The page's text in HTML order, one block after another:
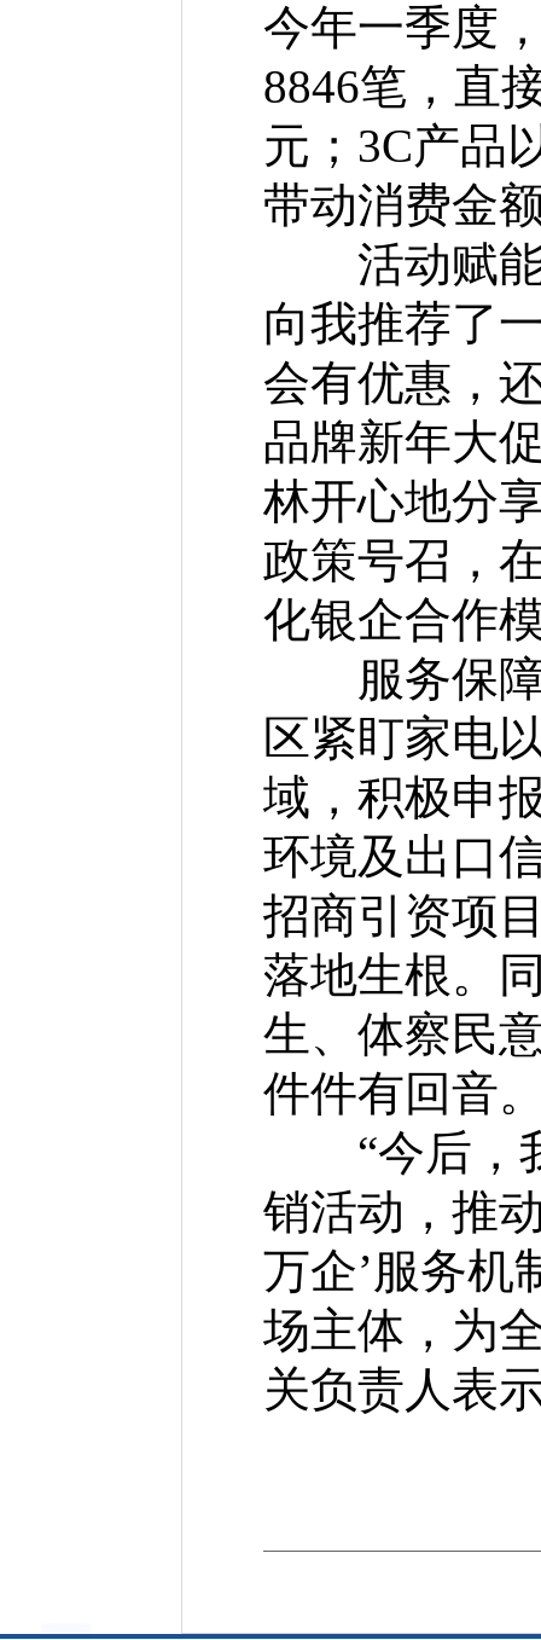
今年一季度
8846笔，直
元；3C产品
带动消费金
活动赋能
向我推荐了
会有优惠，
品牌新年大
林开心地分
政策号召，
化银企合作
服务保障
区紧盯家电
域，积极申
环境及出口
招商引资项
落地生根。
生、体察民
件件有回音
“今后，我
销活动，推
万企’服务机
场主体，为
关负责人表